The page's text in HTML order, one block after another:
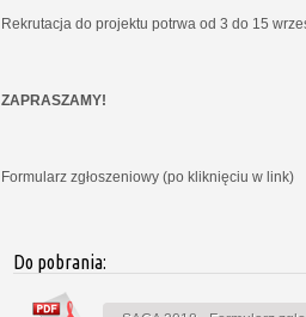
Rekrutacja do projektu potrwa od 3 do 15
ZAPRASZAMY!
Formularz zgłoszeniowy (po kliknięciu w link)
Do pobrania: